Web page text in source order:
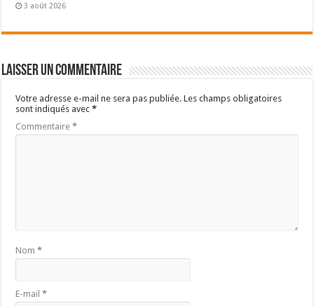
3 août 2026
Laisser un commentaire
Votre adresse e-mail ne sera pas publiée. Les champs obligatoires
sont indiqués avec*
Commentaire*
Nom*
E-mail*